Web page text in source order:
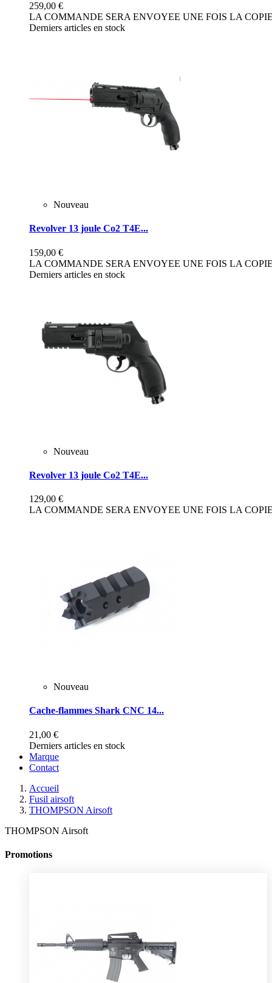
259,00 €
LA COMMANDE SERA ENVOYEE UNE FOIS LA
Derniers articles en stock
Nouveau
Revolver 13 joule Co2 T4E...
159,00 €
LA COMMANDE SERA ENVOYEE UNE FOIS LA
Derniers articles en stock
Nouveau
Revolver 13 joule Co2 T4E...
129,00 €
LA COMMANDE SERA ENVOYEE UNE FOIS LA
Nouveau
Cache-flammes Shark CNC 14...
21,00 €
Derniers articles en stock
Marque
Contact
Accueil
Fusil airsoft
THOMPSON Airsoft
THOMPSON Airsoft
Promotions